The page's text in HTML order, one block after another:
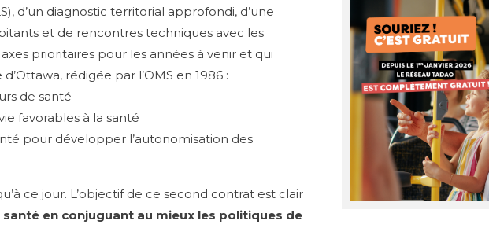
d’un diagnostic territorial approfondi, d’une
et de rencontres techniques avec les
prioritaires pour les années à venir et qui
rédigée par l’OMS en 1986 :
de santé
favorables à la santé
pour développer l’autonomisation des
ce jour. L’objectif de ce second contrat est clair
en conjuguant au mieux les politiques de